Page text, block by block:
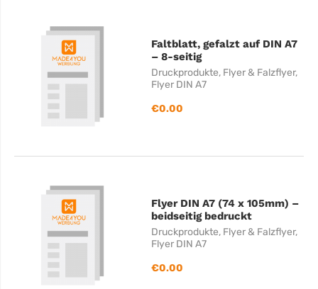
Faltblatt, gefalzt auf DIN A7
– 8-seitig
Druckprodukte, Flyer & Falzflyer,
Flyer DIN A7
€0.00
Flyer DIN A7 (74 x 105mm) –
beidseitig bedruckt
Druckprodukte, Flyer & Falzflyer,
Flyer DIN A7
€0.00